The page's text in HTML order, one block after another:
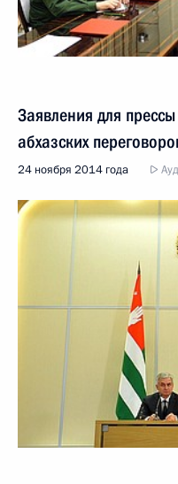
Заявления для
абхазских
24 ноября 2014 года